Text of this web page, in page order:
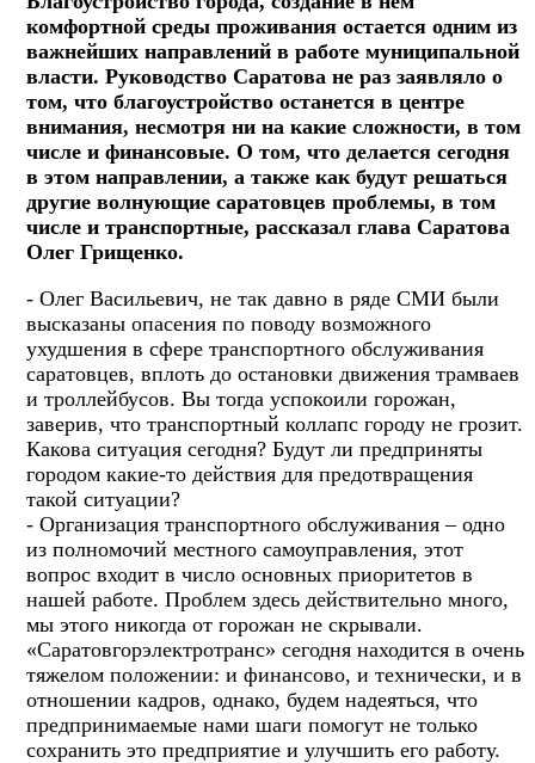
комфортной среды проживания остается одним из
важнейших направлений в работе муниципальной
власти. Руководство Саратова не раз заявляло о
том, что благоустройство останется в центре
внимания, несмотря ни на какие сложности, в том
числе и финансовые. О том, что делается сегодня
в этом направлении, а также как будут решаться
другие волнующие саратовцев проблемы, в том
числе и транспортные, рассказал глава Саратова
Олег Грищенко.
- Олег Васильевич, не так давно в ряде СМИ были
высказаны опасения по поводу возможного
ухудшения в сфере транспортного обслуживания
саратовцев, вплоть до остановки движения трамваев
и троллейбусов. Вы тогда успокоили горожан,
заверив, что транспортный коллапс городу не грозит.
Какова ситуация сегодня? Будут ли предприняты
городом какие-то действия для предотвращения
такой ситуации?
- Организация транспортного обслуживания – одно
из полномочий местного самоуправления, этот
вопрос входит в число основных приоритетов в
нашей работе. Проблем здесь действительно много,
мы этого никогда от горожан не скрывали.
«Саратовгорэлектротранс» сегодня находится в очень
тяжелом положении: и финансово, и технически, и в
отношении кадров, однако, будем надеяться, что
предпринимаемые нами шаги помогут не только
сохранить это предприятие и улучшить его работу.